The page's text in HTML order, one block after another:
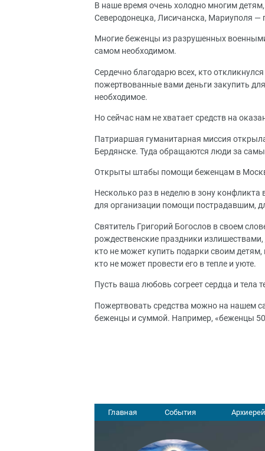
В наше время очень холодно многим
Северодонецка, Лисичанска, Мариуполя
Многие беженцы из разрушенных
самом необходимом.
Сердечно благодарю всех, кто
пожертвованные вами деньги закупить
необходимое.
Но сейчас нам не хватает средств на
Патриаршая гуманитарная миссия
Бердянске. Туда обращаются люди за
Открыты штабы помощи беженцам в
Несколько раз в неделю в зону
для организации помощи пострадавшим,
Святитель Григорий Богослов в своем
рождественские праздники
кто не может купить подарки своим
кто не может провести его в тепле и уюте.
Пусть ваша любовь согреет сердца и тела
Пожертвовать средства можно на нашем
беженцы и суммой. Например, «беженцы
Главная События